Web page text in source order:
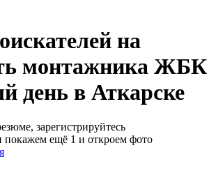
на
монтажника ЖБК
день в Аткарске
зарегистрируйтесь
покажем ещё 1 и откроем фото